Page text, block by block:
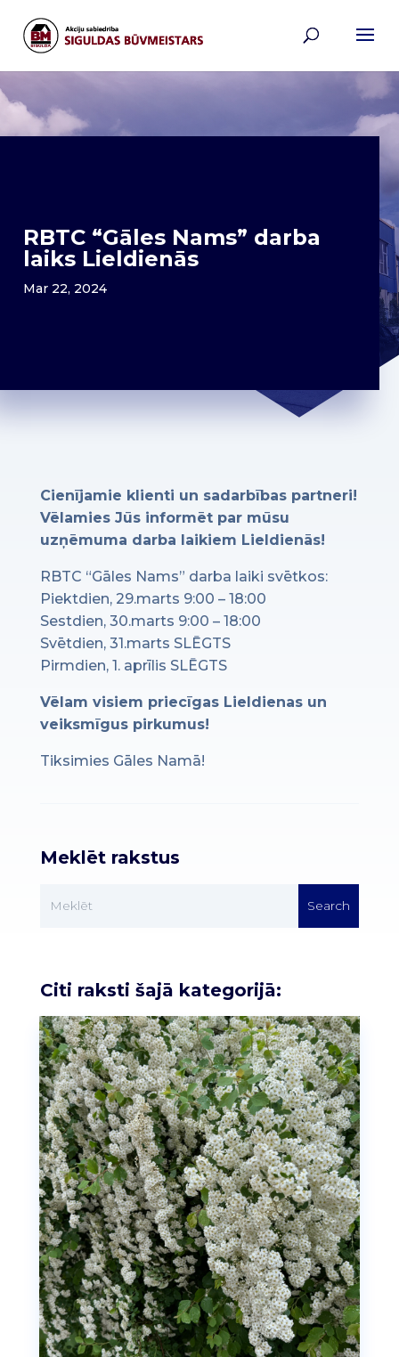
RBTC “Gāles Nams” darba
laiks Lieldienās
Mar 22, 2024
Cienījamie klienti un sadarbības partneri!
Vēlamies Jūs informēt par mūsu
uzņēmuma darba laikiem Lieldienās!
RBTC “Gāles Nams” darba laiki svētkos:
Piektdien, 29.marts 9:00 – 18:00
Sestdien, 30.marts 9:00 – 18:00
Svētdien, 31.marts SLĒGTS
Pirmdien, 1. aprīlis SLĒGTS
Vēlam visiem priecīgas Lieldienas un
veiksmīgus pirkumus!
Tiksimies Gāles Namā!
Meklēt rakstus
Citi raksti šajā kategorijā: